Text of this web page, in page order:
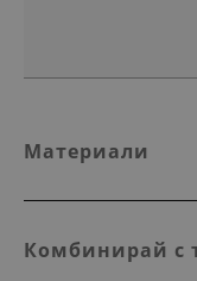
Материали
Комбинирай с